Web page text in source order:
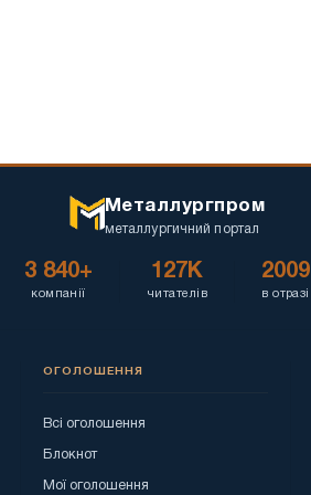
Металлургпром
металлургичний портал
3 840+
компанії
127K
читателів
2009
в отразі
ОГОЛОШЕННЯ
Всі оголошення
Блокнот
Мої оголошення